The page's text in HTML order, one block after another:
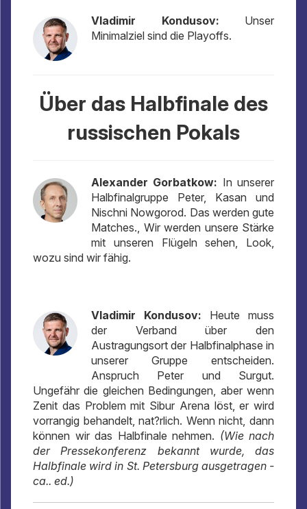
Vladimir Kondusov: Unser
Minimalziel sind die Playoffs.
Über das Halbfinale des
russischen Pokals
Alexander Gorbatkow: In unserer
Halbfinalgruppe Peter, Kasan und
Nischni Nowgorod. Das werden gute
Matches., Wir werden unsere Stärke
mit unseren Flügeln sehen, Look,
wozu sind wir fähig.
Vladimir Kondusov: Heute muss
der Verband über den
Austragungsort der Halbfinalphase in
unserer Gruppe entscheiden.
Anspruch Peter und Surgut.
Ungefähr die gleichen Bedingungen, aber wenn
Zenit das Problem mit Sibur Arena löst, er wird
vorrangig behandelt, nat?rlich. Wenn nicht, dann
können wir das Halbfinale nehmen. (Wie nach
der Pressekonferenz bekannt wurde, das
Halbfinale wird in St. Petersburg ausgetragen -
ca.. ed.)